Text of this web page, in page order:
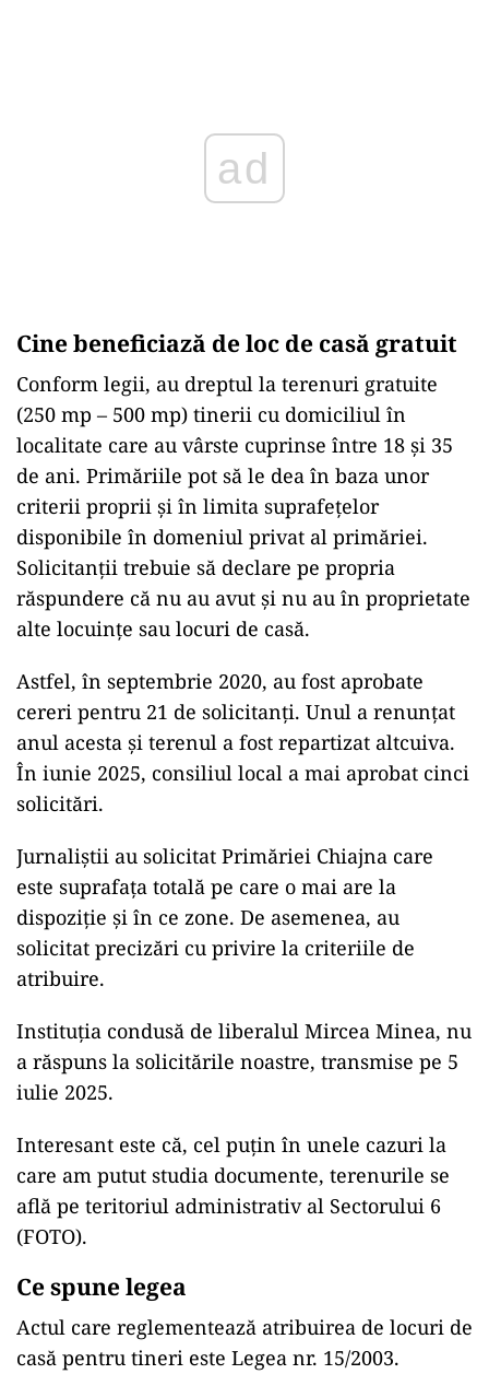
Cine beneficiază de loc de casă gratuit
Conform legii, au dreptul la terenuri gratuite
(250 mp – 500 mp) tinerii cu domiciliul în
localitate care au vârste cuprinse între 18 și 35
de ani. Primăriile pot să le dea în baza unor
criterii proprii și în limita suprafețelor
disponibile în domeniul privat al primăriei.
Solicitanții trebuie să declare pe propria
răspundere că nu au avut și nu au în proprietate
alte locuințe sau locuri de casă.
Astfel, în septembrie 2020, au fost aprobate
cereri pentru 21 de solicitanți. Unul a renunțat
anul acesta și terenul a fost repartizat altcuiva.
În iunie 2025, consiliul local a mai aprobat cinci
solicitări.
Jurnaliștii au solicitat Primăriei Chiajna care
este suprafața totală pe care o mai are la
dispoziție și în ce zone. De asemenea, au
solicitat precizări cu privire la criteriile de
atribuire.
Instituția condusă de liberalul Mircea Minea, nu
a răspuns la solicitările noastre, transmise pe 5
iulie 2025.
Interesant este că, cel puțin în unele cazuri la
care am putut studia documente, terenurile se
află pe teritoriul administrativ al Sectorului 6
(FOTO).
Ce spune legea
Actul care reglementează atribuirea de locuri de
casă pentru tineri este Legea nr. 15/2003.